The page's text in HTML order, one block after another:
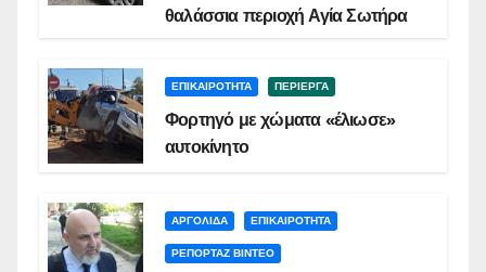
θαλάσσια περιοχή Αγία Σωτήρα
ΕΠΙΚΑΙΡΟΤΗΤΑ ΠΕΡΙΕΡΓΑ
Φορτηγό με χώματα «έλιωσε»
αυτοκίνητο
ΑΡΓΟΛΙΔΑ ΕΠΙΚΑΙΡΟΤΗΤΑ
ΡΕΠΟΡΤΑΖ ΒΙΝΤΕΟ